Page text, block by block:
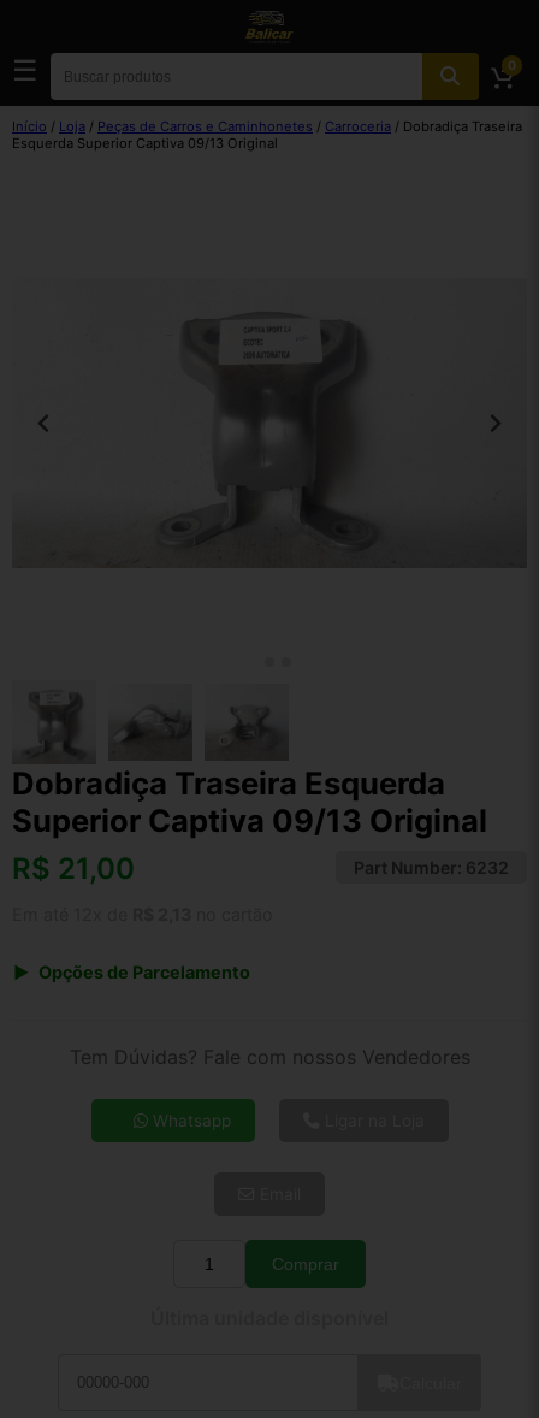
☰ 0
Início / Loja / Peças de Carros e Caminhonetes / Carroceria / Dobradiça Traseira
Esquerda Superior Captiva 09/13 Original
Dobradiça Traseira Esquerda
Superior Captiva 09/13 Original
R$ 21,00 Part Number: 6232
Opções de Parcelamento
4x de R$ 5,82
5x de R$ 4,72
Tem Dúvidas? Fale com nossos Vendedores
Whatsapp
Quantidade
Comprar